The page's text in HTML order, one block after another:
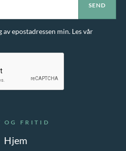
OG FRITID
Hjem
epostadressen min. Les vår